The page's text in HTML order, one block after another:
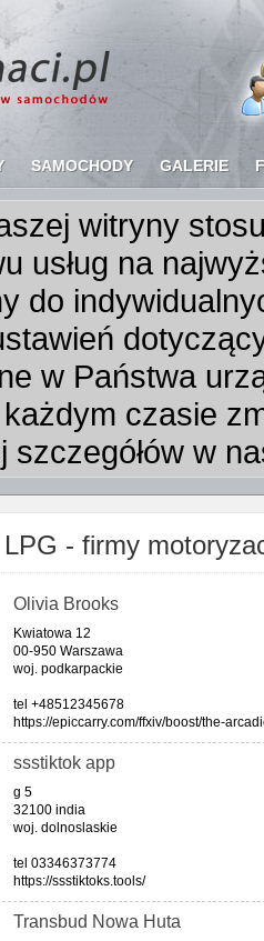
SAMOCHODY GALERIE
witryny
usług na
do
w Państwa
czasie
szczegółów w
LPG - firmy
Olivia Brooks
Kwiatowa 12
00-950 Warszawa
woj. podkarpackie
tel +48512345678
https://epiccarry.com/ffxiv/boost/the-
ssstiktok app
g 5
32100 india
woj. dolnoslaskie
tel 03346373774
https://ssstiktoks.tools/
Transbud Nowa Huta